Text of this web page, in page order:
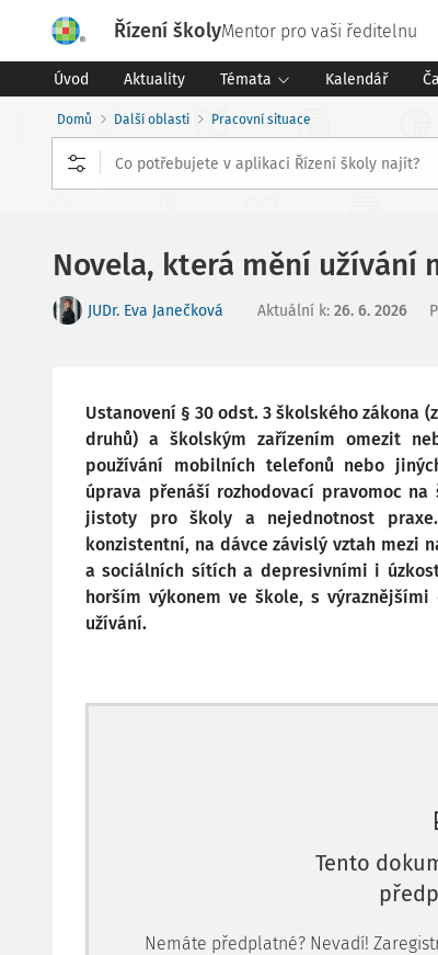
Řízení školyMentor pro vaši ředitelnu
Úvod Aktuality Témata Kalendář
Domů Další oblasti Pracovní situace
Novela, která mění
JUDr. Eva Janečková Aktuální k: 26. 6. 2026
Ustanovení § 30 odst. 3 školského zákona
druhů) a školským zařízením omezit
používání mobilních telefonů nebo
úprava přenáší rozhodovací pravomoc
jistoty pro školy a nejednotnost
konzistentní, na dávce závislý vztah mezi
a sociálních sítích a depresivními i
horším výkonem ve škole, s
užívání.
Tento
Nemáte předplatné? Nevadí!